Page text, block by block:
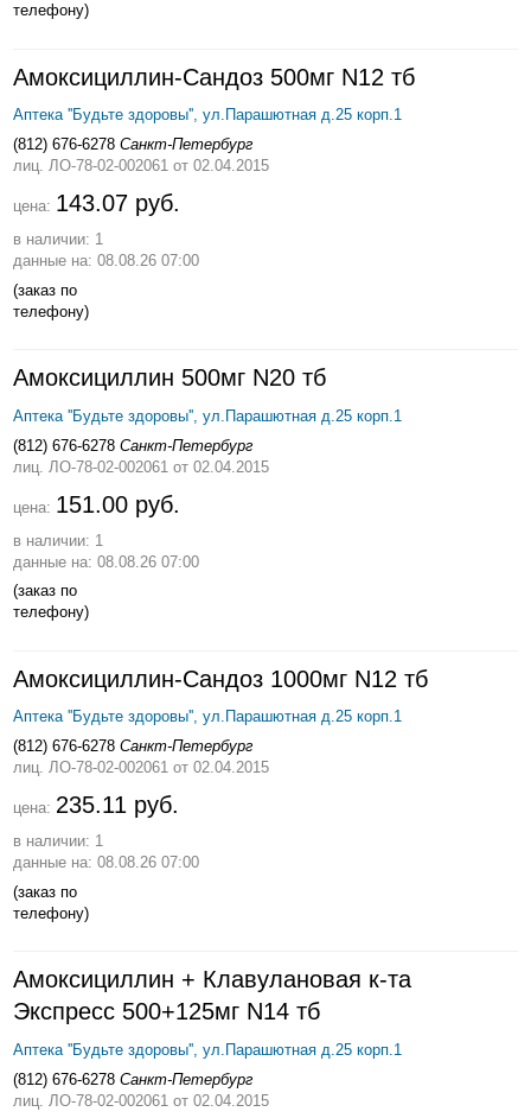
телефону)
Амоксициллин-Сандоз 500мг N12 тб
Аптека ''Будьте здоровы'', ул.Парашютная д.25 корп.1
(812) 676-6278 Санкт-Петербург
лиц. ЛО-78-02-002061 от 02.04.2015
цена: 143.07 руб.
в наличии: 1
данные на: 08.08.26 07:00
(заказ по
телефону)
Амоксициллин 500мг N20 тб
Аптека ''Будьте здоровы'', ул.Парашютная д.25 корп.1
(812) 676-6278 Санкт-Петербург
лиц. ЛО-78-02-002061 от 02.04.2015
цена: 151.00 руб.
в наличии: 1
данные на: 08.08.26 07:00
(заказ по
телефону)
Амоксициллин-Cандоз 1000мг N12 тб
Аптека ''Будьте здоровы'', ул.Парашютная д.25 корп.1
(812) 676-6278 Санкт-Петербург
лиц. ЛО-78-02-002061 от 02.04.2015
цена: 235.11 руб.
в наличии: 1
данные на: 08.08.26 07:00
(заказ по
телефону)
Амоксициллин + Клавулановая к-та
Экспресс 500+125мг N14 тб
Аптека ''Будьте здоровы'', ул.Парашютная д.25 корп.1
(812) 676-6278 Санкт-Петербург
лиц. ЛО-78-02-002061 от 02.04.2015